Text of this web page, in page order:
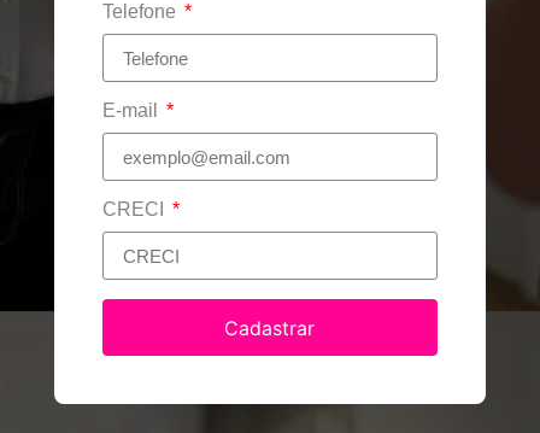
Telefone
E-mail
CRECI
Cadastrar